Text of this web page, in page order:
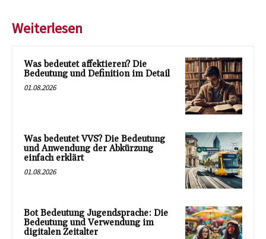
Weiterlesen
Was bedeutet affektieren? Die
Bedeutung und Definition im Detail
01.08.2026
Was bedeutet VVS? Die Bedeutung
und Anwendung der Abkürzung
einfach erklärt
01.08.2026
Bot Bedeutung Jugendsprache: Die
Bedeutung und Verwendung im
digitalen Zeitalter